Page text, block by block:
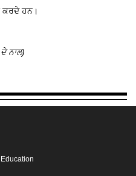
ਕਰਦੇ ਹਨ।
ਨਾਲ)
Education